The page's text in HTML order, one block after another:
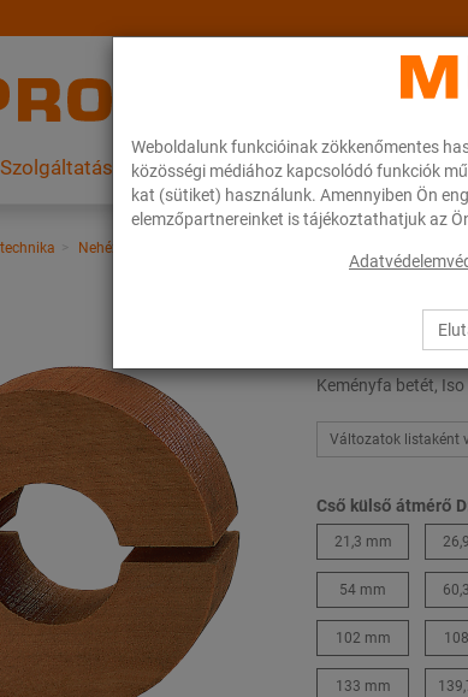
Weboldalunk funkcióinak zökkenőmentes
közösségi médiához kapcsolódó funkciók
kat (sütiket) használunk. Amennyiben Ön
elemzőpartnereinket is tájékoztathatjuk az
Szolgáltatások Megoldások A MÜPRO-ról
Nehéz csőrögzítés
Keményfa betét,
Változatok listaként
Cső külső átmérő
21,3 mm
54 mm
102 mm
133 mm